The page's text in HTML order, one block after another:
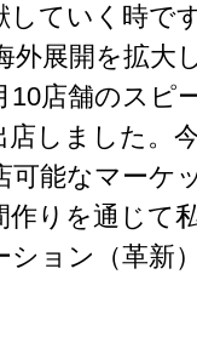
していく時で
外展開を拡大
10店舗のスピ
しました。
可能なマーケ
作りを通じて
ション（革新